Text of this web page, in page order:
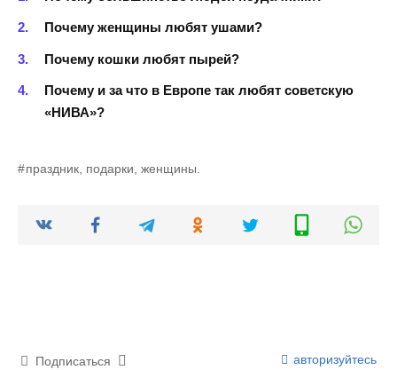
Почему женщины любят ушами?
Почему кошки любят пырей?
Почему и за что в Европе так любят советскую
«НИВА»?
праздник, подарки, женщины.
Подписаться авторизуйтесь